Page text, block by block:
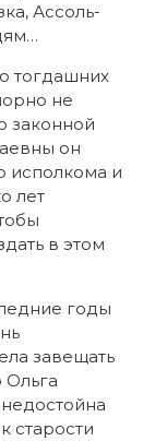
Ассоль-
тогдашних
не
законной
он
исполкома и
лет
в этом
годы
завещать
недостойна
старости